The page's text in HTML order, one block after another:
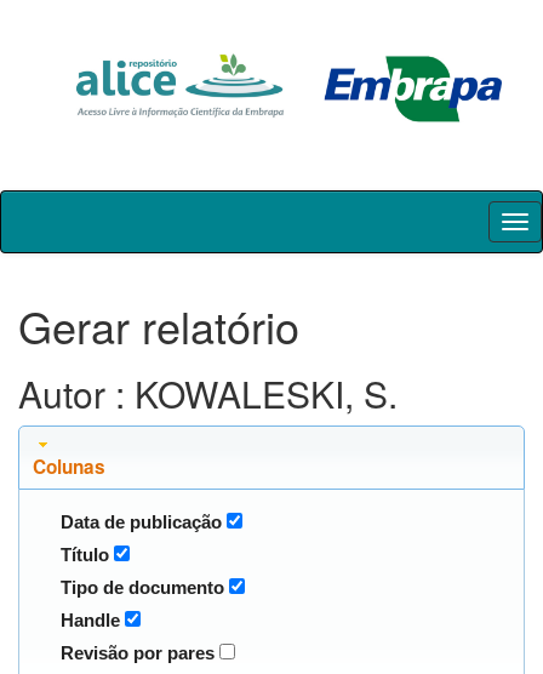
Skip
Gerar relatório
Autor : KOWALESKI, S.
Colunas
Data de publicação
Título
Tipo de documento
Handle
Revisão por pares